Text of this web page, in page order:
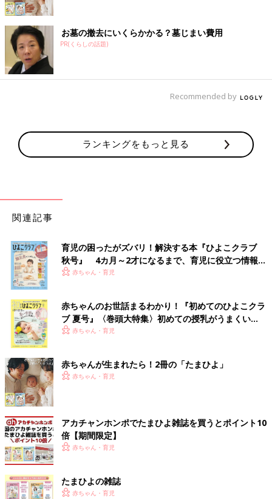
お墓の撤去にいくらかかる？墓じまい費用
PR(くらしの話題)
Recommended by
ランキングをもっと見る
関連記事
育児の困ったがズバリ！解決する本『ひよこクラブ
秋号』 4カ月～2才になるまで、育児に役立つ情報が
いっぱい！
赤ちゃん・育児
赤ちゃんのお世話まるわかり！『初めてのひよこクラ
ブ 夏号』〈巻頭大特集〉初めての授乳がうまくい
く！ おっぱい・ミルクの基本と夏のトラブル 解決テ
赤ちゃん・育児
赤ちゃんが生まれたら！2冊の「たまひよ」
赤ちゃん・育児
アカチャンホンポでたまひよ雑誌を買うとポイント10
倍【期間限定】
赤ちゃん・育児
たまひよの雑誌
赤ちゃん・育児